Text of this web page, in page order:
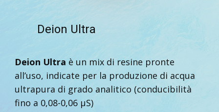
Deion Ultra
Deion Ultra è un mix di resine pronte
all’uso, indicate per la produzione di acqua
ultrapura di grado analitico (conducibilità
fino a 0,08-0,06 μS)